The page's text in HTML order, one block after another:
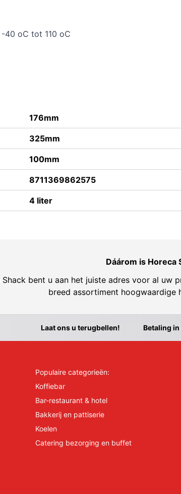
40 oC tot 110 oC
176mm
325mm
100mm
8711369862575
4 liter
Dáárom is Horeca
Shack bent u aan het juiste adres voor al uw
breed assortiment hoogwaardige
Laat ons u terugbellen! Betaling
Populaire categorieën:
Koffiebar
Bar-restaurant & hotel
Bakkerij en pattiserie
Koelen
Catering bezorging en buffet